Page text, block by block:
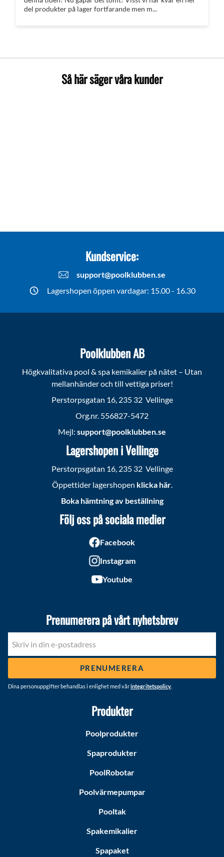
del produkter på lager fortfarande men m...
Så här säger våra kunder
Kundservice:
support@poolklubben.se
Lagershopen öppen vardagar: 15.00 - 16.30
Poolklubben AB
Högkvalitativa pool & spa kemikalier på nätet – Utan
mellanhänder och till vettiga priser!
Perstorpsgatan 16, 235 32 Vellinge
Org.nr. 556827-5472
Mejl: support@poolklubben.se
Lagershopen i Vellinge
Perstorpsgatan 16, 235 32 Vellinge
Öppettider lagershopen klicka här.
Boka hämtning av beställning
Följ oss på sociala medier
Facebook
Instagram
Youtube
Prenumerera på vårt nyhetsbrev
PRENUMERERA
Dina personuppgifter behandlas i enlighet med vårintegritetspolicy
Produkter
Poolprodukter
Spaprodukter
PoolRobotar
Poolvärmepumpar
Pooltak
Spakemikalier
Spapaket